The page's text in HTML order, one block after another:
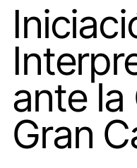
ante la
Gran